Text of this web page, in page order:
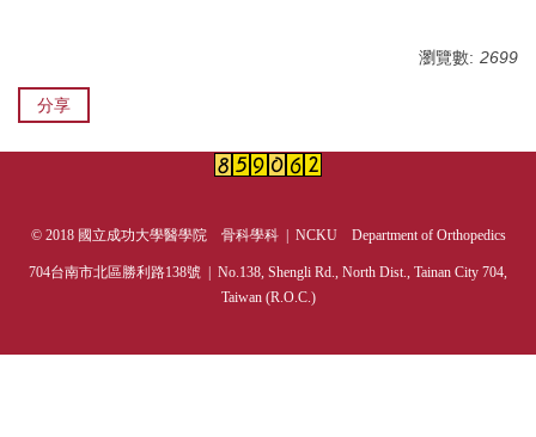
學術活動
研究成果
瀏覽數: 2699
分享
© 2018 國立成功大學醫學院 骨科學科 | NCKU Department of Orthopedics
704台南市北區勝利路138號 | No.138, Shengli Rd., North Dist., Tainan City 704,
Taiwan (R.O.C.)